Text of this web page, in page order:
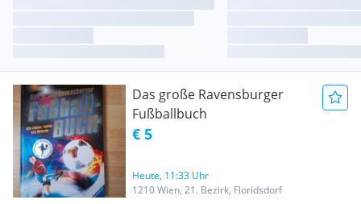
Das große Ravensburger
Fußballbuch
€ 5
Heute, 11:33 Uhr
1210 Wien, 21. Bezirk, Floridsdorf